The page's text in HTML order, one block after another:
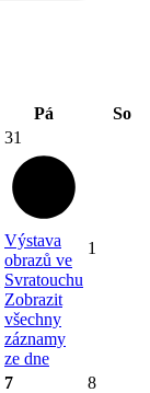
Pá
So
31
Výstava
obrazů ve
Svratouchu
Zobrazit
všechny
záznamy
ze dne
1
7 8